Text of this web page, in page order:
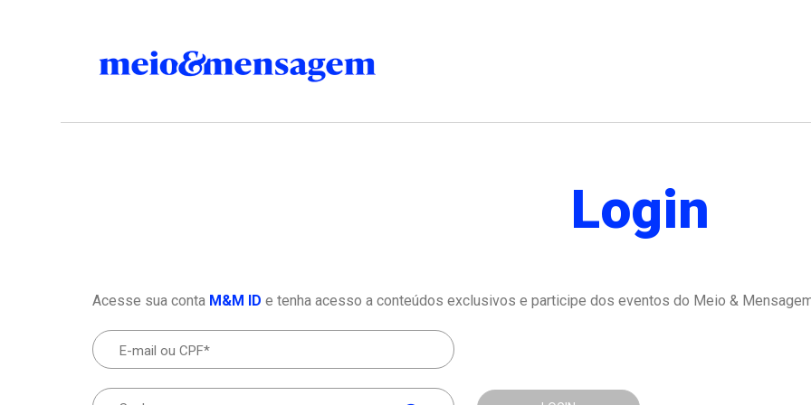
Login
Acesse sua conta M&M ID e tenha acesso a conteúdos exclusivos e participe dos eventos do Meio &